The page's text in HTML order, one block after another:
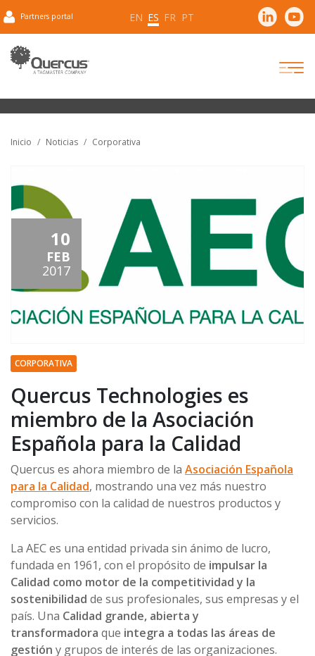
Partners portal EN ES FR PT
Inicio Noticias Corporativa
10
FEB
2017
CORPORATIVA
Quercus Technologies es
miembro de la Asociación
Española para la Calidad
Quercus es ahora miembro de la Asociación Española
para la Calidad, mostrando una vez más nuestro
compromiso con la calidad de nuestros productos y
servicios.
La AEC es una entidad privada sin ánimo de lucro,
fundada en 1961, con el propósito de impulsar la
Calidad como motor de la competitividad y la
sostenibilidad de sus profesionales, sus empresas y el
país. Una Calidad grande, abierta y
transformadora que integra a todas las áreas de
gestión y grupos de interés de las organizaciones.